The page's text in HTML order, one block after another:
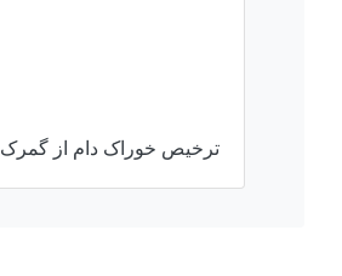
ترخیص خوراک دام از گمرک